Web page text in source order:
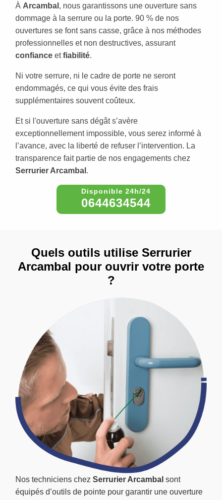
À Arcambal , nous garantissons une ouverture sans
dommage à la serrure ou la porte. 90 % de nos
ouvertures se font sans casse, grâce à nos méthodes
professionnelles et non destructives, assurant
confiance etfiabilité.
Ni votre serrure, ni le cadre de porte ne seront
endommagés, ce qui vous évite des frais
supplémentaires souvent coûteux.
Et si l'ouverture sans dégât s’avère
exceptionnellement impossible, vous serez informé à
l’avance, avec la liberté de refuser l’intervention. La
transparence fait partie de nos engagements chez
Serrurier Arcambal .
0644634544
Nos techniciens chez Serrurier Arcambal sont
équipés d’outils de pointe pour garantir une ouverture
Quels outils utilise Serrurier
Arcambal pour ouvrir votre porte
?